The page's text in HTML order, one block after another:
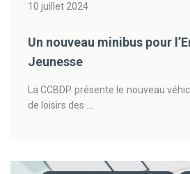
10 juillet 2024
Un nouveau minibus pour
Jeunesse
La CCBDP présente le nouveau
de loisirs des ...